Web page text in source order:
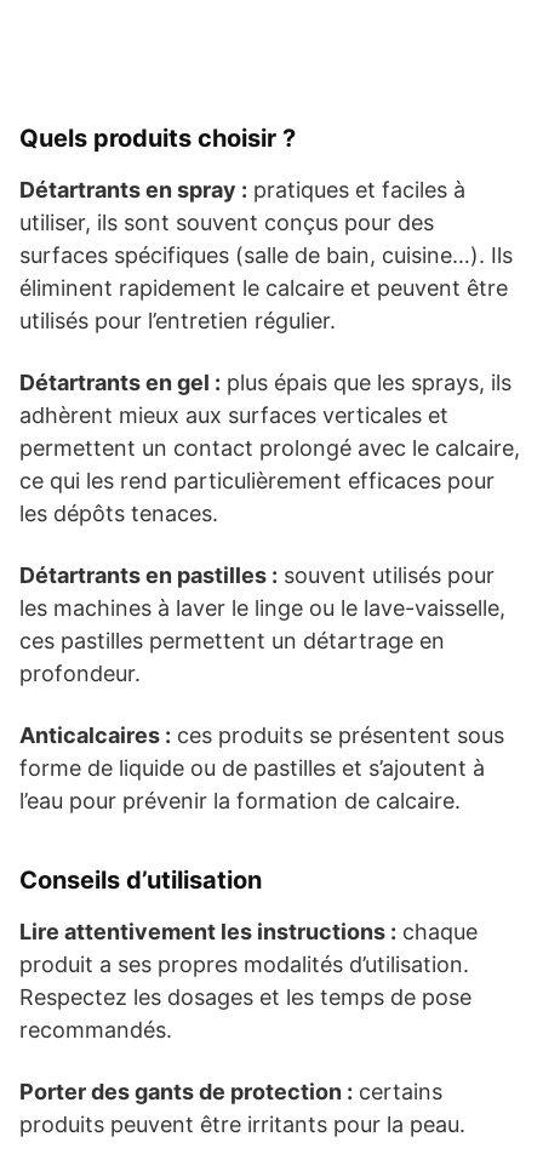
Quels produits choisir ?
Détartrants en spray : pratiques et faciles à
utiliser, ils sont souvent conçus pour des
surfaces spécifiques (salle de bain, cuisine…). Ils
éliminent rapidement le calcaire et peuvent être
utilisés pour l’entretien régulier.
Détartrants en gel : plus épais que les sprays, ils
adhèrent mieux aux surfaces verticales et
permettent un contact prolongé avec le calcaire,
ce qui les rend particulièrement efficaces pour
les dépôts tenaces.
Détartrants en pastilles : souvent utilisés pour
les machines à laver le linge ou le lave-vaisselle,
ces pastilles permettent un détartrage en
profondeur.
Anticalcaires : ces produits se présentent sous
forme de liquide ou de pastilles et s’ajoutent à
l’eau pour prévenir la formation de calcaire.
Conseils d’utilisation
Lire attentivement les instructions : chaque
produit a ses propres modalités d’utilisation.
Respectez les dosages et les temps de pose
recommandés.
Porter des gants de protection : certains
produits peuvent être irritants pour la peau.